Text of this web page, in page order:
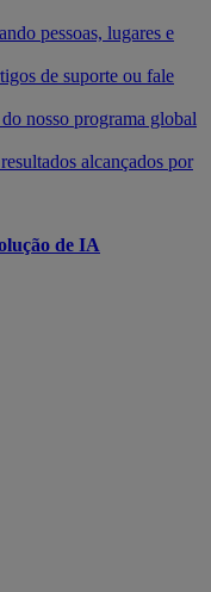
pessoas, lugares e
de suporte ou fale
nosso programa global
alcançados por
de IA